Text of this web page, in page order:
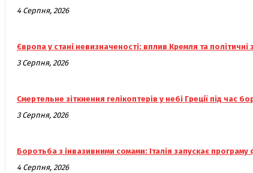
4 Серпня, 2026
Європа у стані невизначеності: вплив Кремля та політичні
3 Серпня, 2026
Смертельне зіткнення гелікоптерів у небі Греції під час
3 Серпня, 2026
Боротьба з інвазивними сомами: Італія запускає
4 Серпня, 2026